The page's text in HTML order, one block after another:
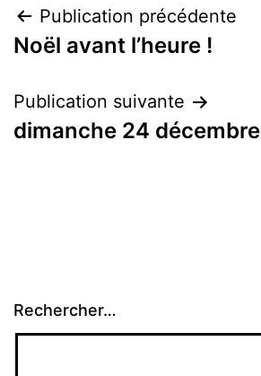
Navigation
de
l’article
Publication précédente
Noël avant l’heure !
Publication suivante
dimanche 24 décembre
Rechercher…